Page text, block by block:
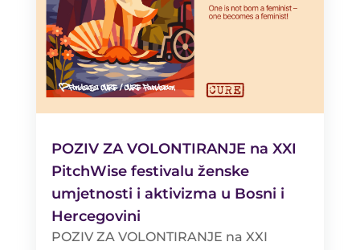
POZIV ZA VOLONTIRANJE na XXI
PitchWise festivalu ženske
umjetnosti i aktivizma u Bosni i
Hercegovini
POZIV ZA VOLONTIRANJE na XXI